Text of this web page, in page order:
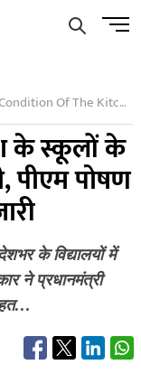
Menu
Will Improve 20 Crores Released Under Pm Poshan Yojana
के स्कूलों के
पीएम पोषण
के विद्यालयों में
ने प्रधानमंत्री